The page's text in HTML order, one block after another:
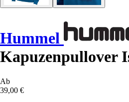
Hummel
Kapuzenpullover
Ab
39,00 €